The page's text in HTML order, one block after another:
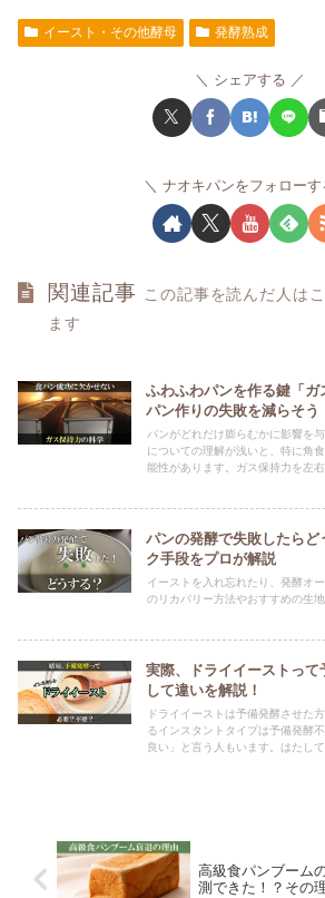
イースト・その他酵母 発酵熟成
シェアする
ナオキパンをフォローす
関連記事 この記事を読んだ人は
ます
ふわふわパンを作る鍵「ガ
パン作りの失敗を減らそう
パンがどれだけ膨らむかに影響を
についての理解が浅いと、特に角
能性があります。ガス保持力を左
パンの発酵で失敗したらど
ク手段をプロが解説
イーストを入れ忘れたり、発酵オ
のリカバリー方法やおすすめの生
実際、ドライイーストっ
して違いを解説！
ドライイーストは予備発酵させた
るインスタントタイプは予備発酵
良い」と言う人もいます。はたし
高級食パンブーム
測できた！？その